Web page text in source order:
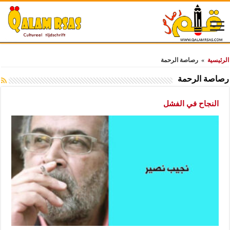
الرئيسية » رصاصة الرحمة
رصاصة الرحمة
النجاح في الفشل